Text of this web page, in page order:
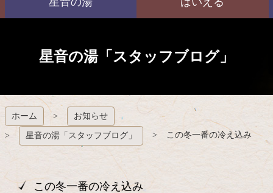
星音の湯「スタッフブログ」
ホーム お知らせ
星音の湯「スタッフブログ」 この冬一番の冷え込み
この冬一番の冷え込み